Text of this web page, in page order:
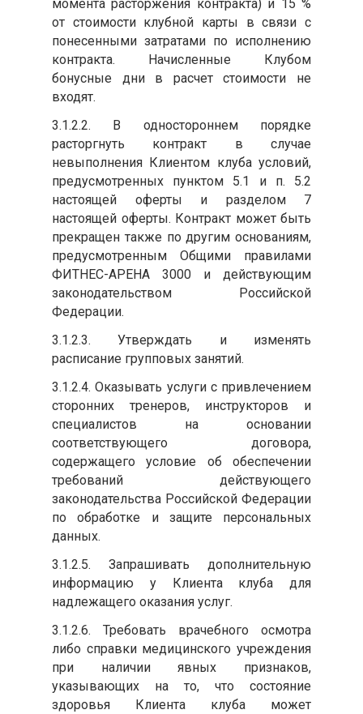
момента расторжения контракта) и 15 %
от стоимости клубной карты в связи с
понесенными затратами по исполнению
контракта. Начисленные Клубом
бонусные дни в расчет стоимости не
входят.
3.1.2.2. В одностороннем порядке
расторгнуть контракт в случае
невыполнения Клиентом клуба условий,
предусмотренных пунктом 5.1 и п. 5.2
настоящей оферты и разделом 7
настоящей оферты. Контракт может быть
прекращен также по другим основаниям,
предусмотренным Общими правилами
ФИТНЕС-АРЕНА 3000 и действующим
законодательством Российской
Федерации.
3.1.2.3. Утверждать и изменять
расписание групповых занятий.
3.1.2.4. Оказывать услуги с привлечением
сторонних тренеров, инструкторов и
специалистов на основании
соответствующего договора,
содержащего условие об обеспечении
требований действующего
законодательства Российской Федерации
по обработке и защите персональных
данных.
3.1.2.5. Запрашивать дополнительную
информацию у Клиента клуба для
надлежащего оказания услуг.
3.1.2.6. Требовать врачебного осмотра
либо справки медицинского учреждения
при наличии явных признаков,
указывающих на то, что состояние
здоровья Клиента клуба может